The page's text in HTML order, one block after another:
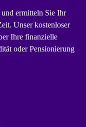
ermitteln Sie Ihr
Unser kostenloser
Ihre finanzielle
oder Pensionierung